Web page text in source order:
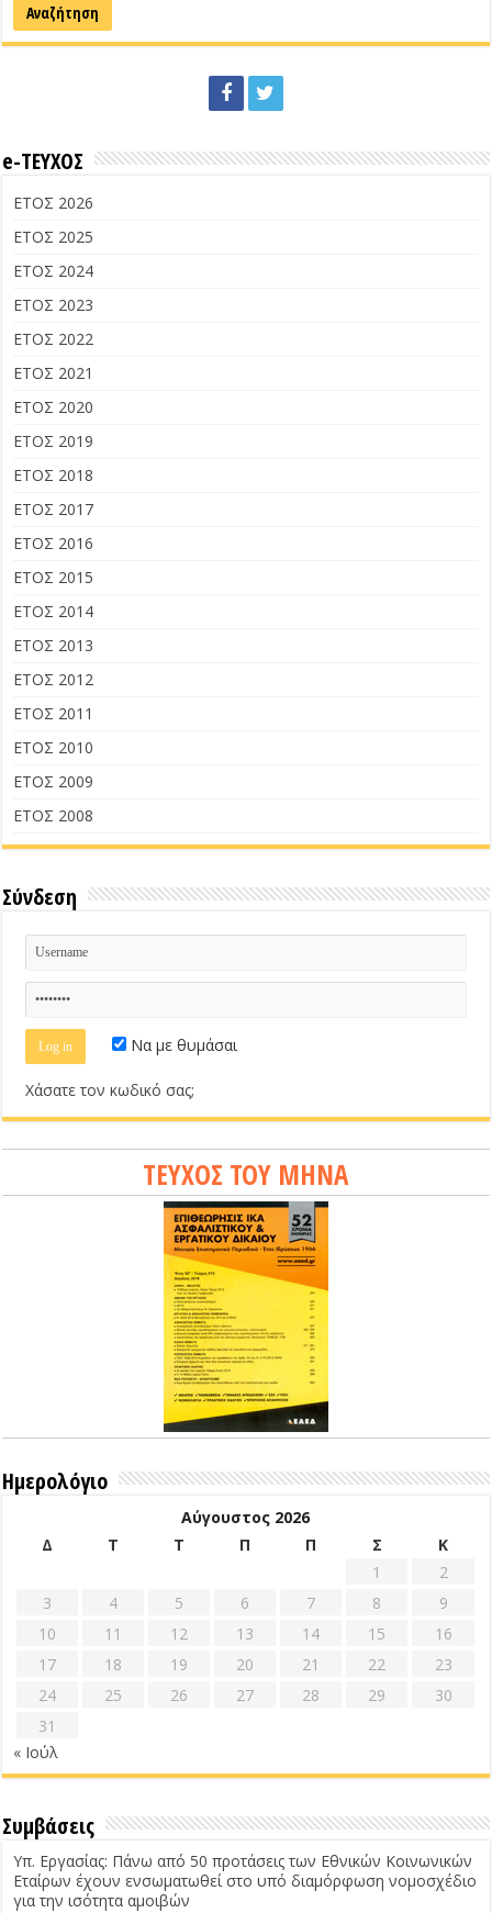
e-ΤΕΥΧΟΣ
ΕΤΟΣ 2026
ΕΤΟΣ 2025
ΕΤΟΣ 2024
ΕΤΟΣ 2023
ΕΤΟΣ 2022
ΕΤΟΣ 2021
ΕΤΟΣ 2020
ΕΤΟΣ 2019
ΕΤΟΣ 2018
ΕΤΟΣ 2017
ΕΤΟΣ 2016
ΕΤΟΣ 2015
ΕΤΟΣ 2014
ΕΤΟΣ 2013
ΕΤΟΣ 2012
ΕΤΟΣ 2011
ΕΤΟΣ 2010
ΕΤΟΣ 2009
ΕΤΟΣ 2008
Σύνδεση
Να με θυμάσαι
Χάσατε τον κωδικό σας;
ΤΕΥΧΟΣ ΤΟΥ ΜΗΝΑ
Ημερολόγιο
Αύγουστος 2026
Δ
Τ Τ Π Π Σ
Κ
1
2
3
4 5 6 7 8
9
10
11 12 13 14 15
16
17
18 19 20 21 22
23
24
25 26 27 28 29
30
31
« Ιούλ
Συμβάσεις
Υπ. Εργασίας: Πάνω από 50 προτάσεις των Εθνικών Κοινωνικών
Εταίρων έχουν ενσωματωθεί στο υπό διαμόρφωση νομοσχέδιο
για την ισότητα αμοιβών